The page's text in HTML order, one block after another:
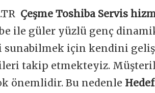
Çeşme Toshiba Servis
ile güler yüzlü genç
sunabilmek için kendini
takip etmekteyiz.
önemlidir. Bu nedenle